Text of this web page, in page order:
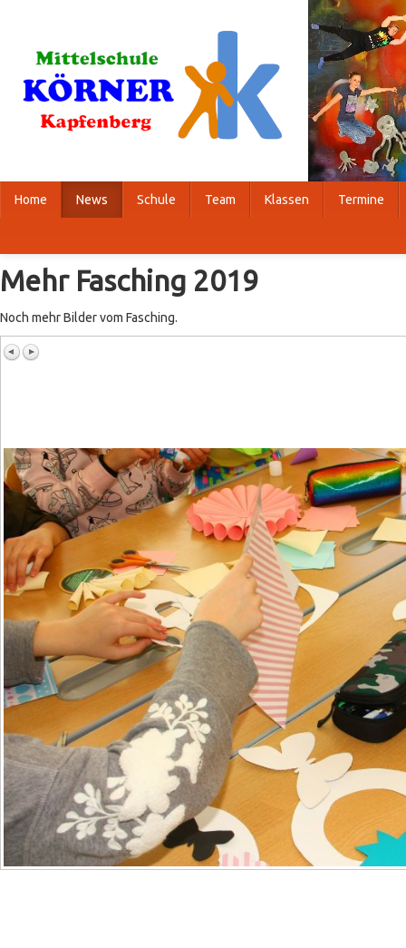
Home News Schule Team Klassen Termine
Mehr Fasching 2019
Noch mehr Bilder vom Fasching.